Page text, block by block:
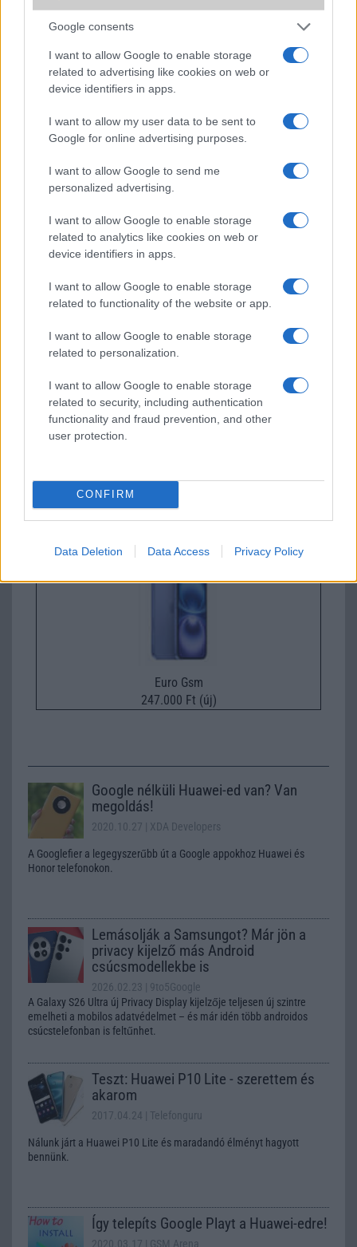
Google consents
I want to allow Google to enable storage
related to advertising like cookies on web or
device identifiers in apps.
I want to allow my user data to be sent to
Google for online advertising purposes.
I want to allow Google to send me
personalized advertising.
I want to allow Google to enable storage
related to analytics like cookies on web or
device identifiers in apps.
I want to allow Google to enable storage
related to functionality of the website or app.
I want to allow Google to enable storage
related to personalization.
I want to allow Google to enable storage
related to security, including authentication
functionality and fraud prevention, and other
user protection.
CONFIRM
Data Deletion Data Access Privacy Policy
Új és Használt GSM kiemelt ajánlatok
Nyugati GSM
360.000 Ft (új)
Euro Gsm
247.000 Ft (új)
Google nélküli Huawei-ed van? Van
megoldás!
2020.10.27 | XDA Developers
A Googlefier a legegyszerűbb út a Google appokhoz Huawei és
Honor telefonokon.
Lemásolják a Samsungot? Már jön a
privacy kijelző más Android
csúcsmodellekbe is
2026.02.23
| 9to5Google
A Galaxy S26 Ultra új Privacy Display kijelzője teljesen új szintre
emelheti a mobilos adatvédelmet – és már idén több androidos
csúcstelefonban is feltűnhet.
Teszt: Huawei P10 Lite - szerettem és
akarom
2017.04.24 | Telefonguru
Nálunk járt a Huawei P10 Lite és maradandó élményt hagyott
bennünk.
Így telepíts Google Playt a Huawei-edre!
2020.03.17 | GSM Arena